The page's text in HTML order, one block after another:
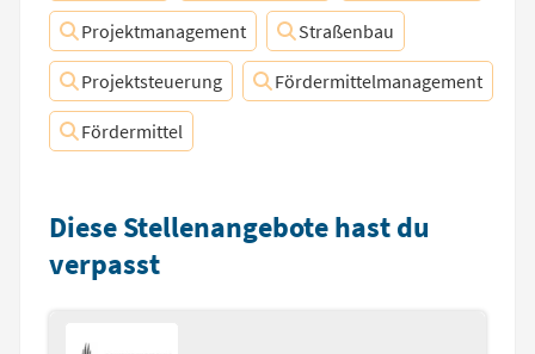
Projektmanagement Straßenbau
Projektsteuerung Fördermittelmanagement
Fördermittel
Diese Stellenangebote hast du
verpasst